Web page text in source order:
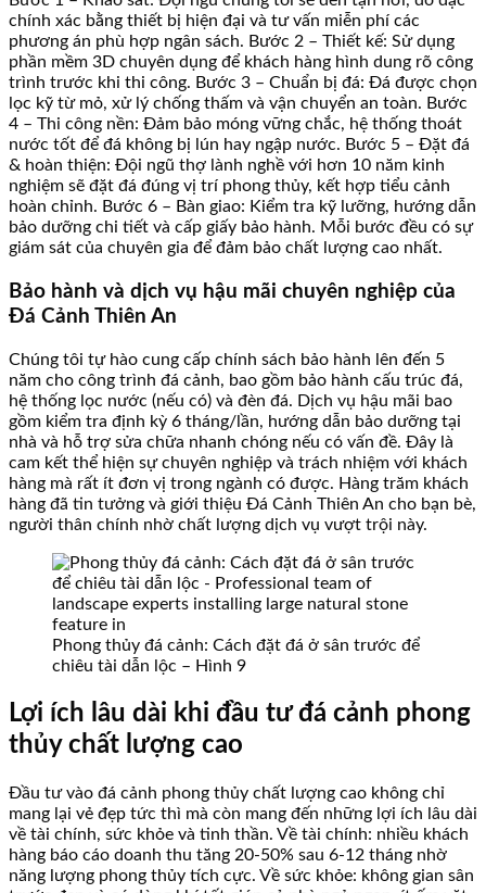
chính xác bằng thiết bị hiện đại và tư vấn miễn phí các
phương án phù hợp ngân sách. Bước 2 – Thiết kế: Sử dụng
phần mềm 3D chuyên dụng để khách hàng hình dung rõ công
trình trước khi thi công. Bước 3 – Chuẩn bị đá: Đá được chọn
lọc kỹ từ mỏ, xử lý chống thấm và vận chuyển an toàn. Bước
4 – Thi công nền: Đảm bảo móng vững chắc, hệ thống thoát
nước tốt để đá không bị lún hay ngập nước. Bước 5 – Đặt đá
& hoàn thiện: Đội ngũ thợ lành nghề với hơn 10 năm kinh
nghiệm sẽ đặt đá đúng vị trí phong thủy, kết hợp tiểu cảnh
hoàn chỉnh. Bước 6 – Bàn giao: Kiểm tra kỹ lưỡng, hướng dẫn
bảo dưỡng chi tiết và cấp giấy bảo hành. Mỗi bước đều có sự
giám sát của chuyên gia để đảm bảo chất lượng cao nhất.
Bảo hành và dịch vụ hậu mãi chuyên nghiệp của
Đá Cảnh Thiên An
Chúng tôi tự hào cung cấp chính sách bảo hành lên đến 5
năm cho công trình đá cảnh, bao gồm bảo hành cấu trúc đá,
hệ thống lọc nước (nếu có) và đèn đá. Dịch vụ hậu mãi bao
gồm kiểm tra định kỳ 6 tháng/lần, hướng dẫn bảo dưỡng tại
nhà và hỗ trợ sửa chữa nhanh chóng nếu có vấn đề. Đây là
cam kết thể hiện sự chuyên nghiệp và trách nhiệm với khách
hàng mà rất ít đơn vị trong ngành có được. Hàng trăm khách
hàng đã tin tưởng và giới thiệu Đá Cảnh Thiên An cho bạn bè,
người thân chính nhờ chất lượng dịch vụ vượt trội này.
Phong thủy đá cảnh: Cách đặt đá ở sân trước để
chiêu tài dẫn lộc – Hình 9
Lợi ích lâu dài khi đầu tư đá cảnh phong
thủy chất lượng cao
Đầu tư vào đá cảnh phong thủy chất lượng cao không chỉ
mang lại vẻ đẹp tức thì mà còn mang đến những lợi ích lâu dài
về tài chính, sức khỏe và tinh thần. Về tài chính: nhiều khách
hàng báo cáo doanh thu tăng 20-50% sau 6-12 tháng nhờ
năng lượng phong thủy tích cực. Về sức khỏe: không gian sân